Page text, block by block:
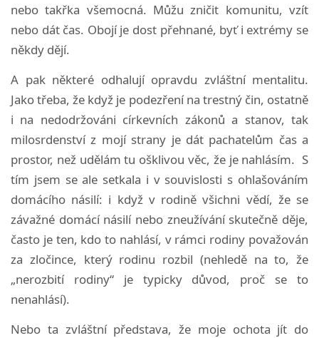
nebo takřka všemocná. Můžu zničit komunitu, vzít
nebo dát čas. Obojí je dost přehnané, byť i extrémy se
někdy dějí.
A pak některé odhalují opravdu zvláštní mentalitu.
Jako třeba, že když je podezření na trestný čin, ostatně
i na nedodržováni církevních zákonů a stanov, tak
milosrdenství z mojí strany je dát pachatelům čas a
prostor, než udělám tu ošklivou věc, že je nahlásím. S
tím jsem se ale setkala i v souvislosti s ohlašováním
domácího násilí: i když v rodině všichni vědí, že se
závažné domácí násilí nebo zneužívání skutečně děje,
často je ten, kdo to nahlásí, v rámci rodiny považován
za zločince, který rodinu rozbil (nehledě na to, že
„nerozbití rodiny“ je typicky důvod, proč se to
nenahlásí).
Nebo ta zvláštní představa, že moje ochota jít do